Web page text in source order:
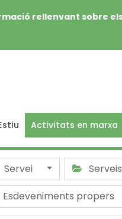
rellenvant sobre
Activitats en marxa
Servei
Esdeveniments propers